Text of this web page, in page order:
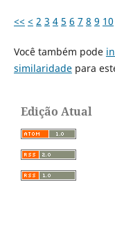
<< < 2 3 4 5 6 7 8 9 10
Você também pode
similaridadepara
Edição Atual